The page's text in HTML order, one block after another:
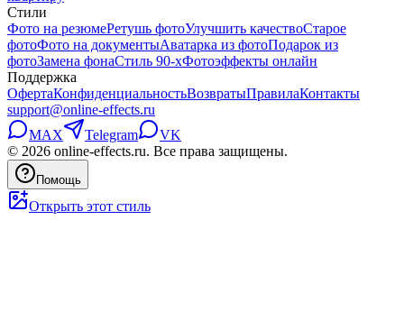
Стили
Фото на резюмеРетушь фотоУлучшить качествоСтарое
фотоФото на документыАватарка из фотоПодарок из
фотоЗамена фонаСтиль 90-хФотоэффекты онлайн
Поддержка
ОфертаКонфиденциальностьВозвратыПравилаКонтакты
support@online-effects.ru
MAX
Telegram
VK
© 2026 online-effects.ru. Все права защищены.
Помощь
Открыть этот стиль